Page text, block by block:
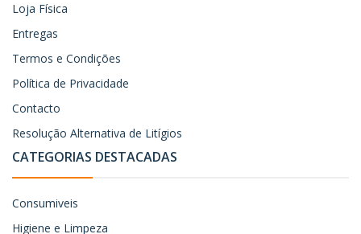
Loja Física
Entregas
Termos e Condições
Política de Privacidade
Contacto
Resolução Alternativa de Litígios
CATEGORIAS DESTACADAS
Consumiveis
Higiene e Limpeza